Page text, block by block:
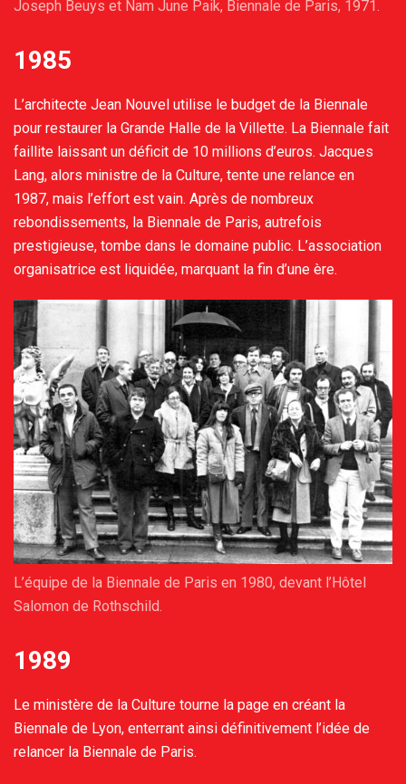
Joseph Beuys et Nam June Paik, Biennale de Paris, 1971.
1985
L’architecte Jean Nouvel utilise le budget de la Biennale
pour restaurer la Grande Halle de la Villette. La Biennale fait
faillite laissant un déficit de 10 millions d’euros. Jacques
Lang, alors ministre de la Culture, tente une relance en
1987, mais l’effort est vain. Après de nombreux
rebondissements, la Biennale de Paris, autrefois
prestigieuse, tombe dans le domaine public. L’association
organisatrice est liquidée, marquant la fin d’une ère.
L’équipe de la Biennale de Paris en 1980, devant l’Hôtel
Salomon de Rothschild.
1989
Le ministère de la Culture tourne la page en créant la
Biennale de Lyon, enterrant ainsi définitivement l’idée de
relancer la Biennale de Paris.